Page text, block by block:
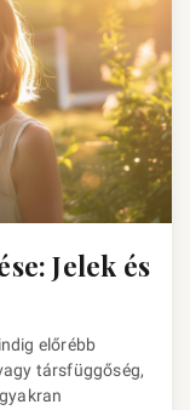
Jelek és
előrébb
társfüggőség,